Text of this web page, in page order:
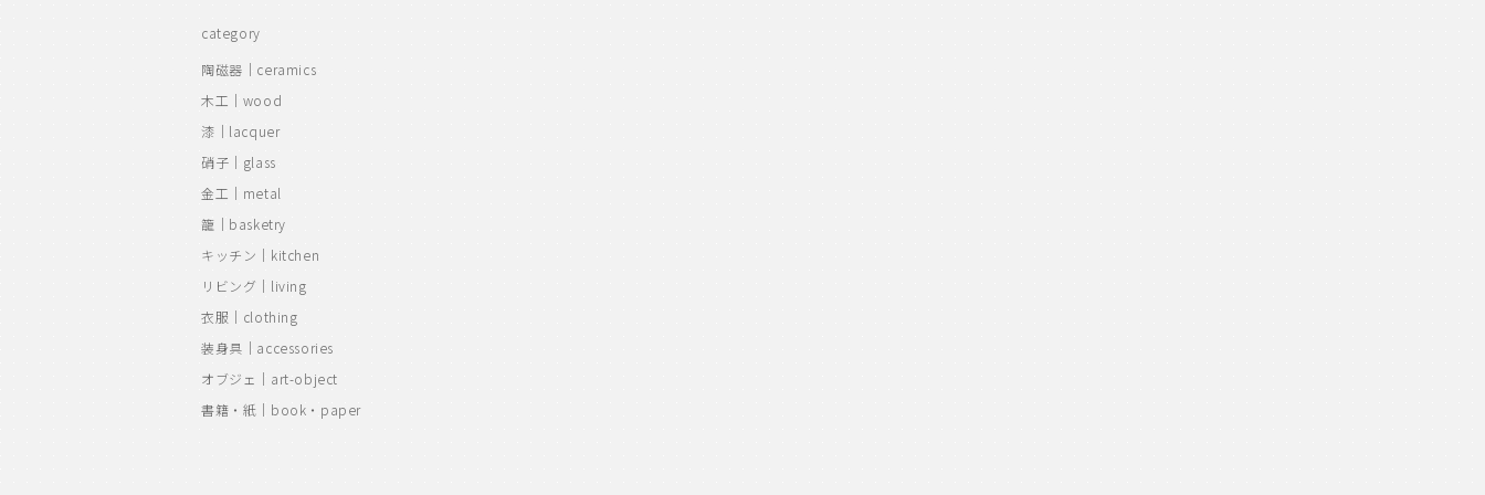
category
陶磁器｜ceramics
木工｜wood
漆｜lacquer
硝子｜glass
金工｜metal
籠｜basketry
キッチン｜kitchen
リビング｜living
衣服｜clothing
装身具｜accessories
オブジェ｜art-object
書籍・紙｜book・paper